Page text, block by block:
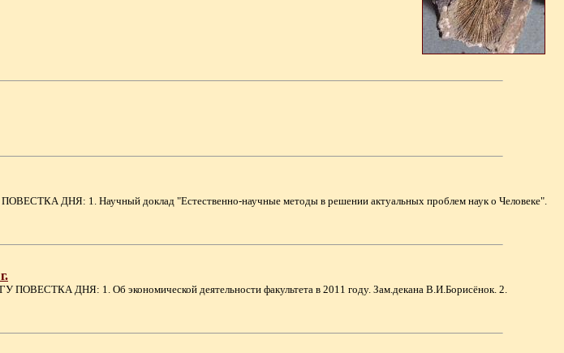
ПОВЕСТКА ДНЯ: 1. Научный доклад "Естественно-научные методы в решении актуальных проблем наук о Человеке".
МГУ ПОВЕСТКА ДНЯ: 1. Об экономической деятельности факультета в 2011 году. Зам.декана В.И.Борисёнок. 2.